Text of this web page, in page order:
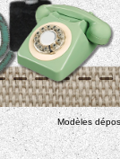
Modèles